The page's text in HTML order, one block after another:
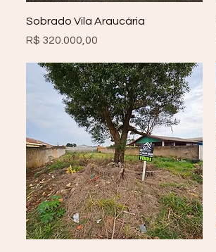
Sobrado Vila Araucária
Preço
R$ 320.000,00